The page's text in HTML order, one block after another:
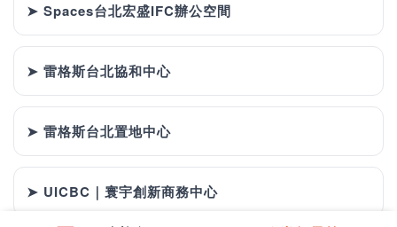
➤ Spaces台北宏盛IFC辦公空間
➤ 雷格斯台北協和中心
➤ 雷格斯台北置地中心
➤ UICBC｜寰宇創新商務中心